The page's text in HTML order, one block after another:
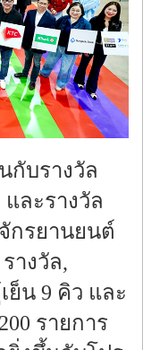
กับรางวัล
ละรางวัล
กรยานยนต์
างวัล,
ย็น 9 คิว และ
รายการ